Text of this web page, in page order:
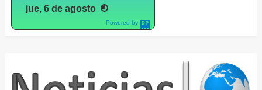
Powered by
DaysPedia.c
jue, 6 de agosto